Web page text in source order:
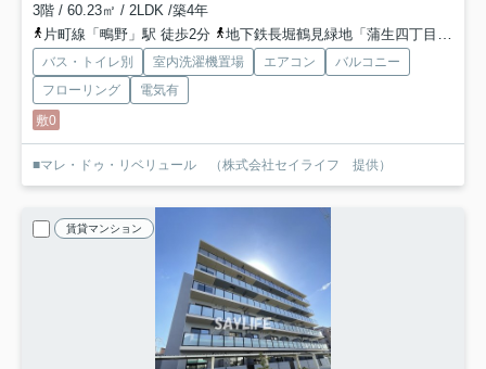
3階 / 60.23㎡ / 2LDK /築4年
片町線「鴫野」駅 徒歩2分
地下鉄長堀鶴見緑地「蒲生四丁目」駅 徒歩11分
バス・トイレ別 室内洗濯機置場 エアコン
バルコニー
フローリング
電気有
敷0
■マレ・ドゥ・リベリュール （株式会社セイライフ 提供）
賃貸マンション